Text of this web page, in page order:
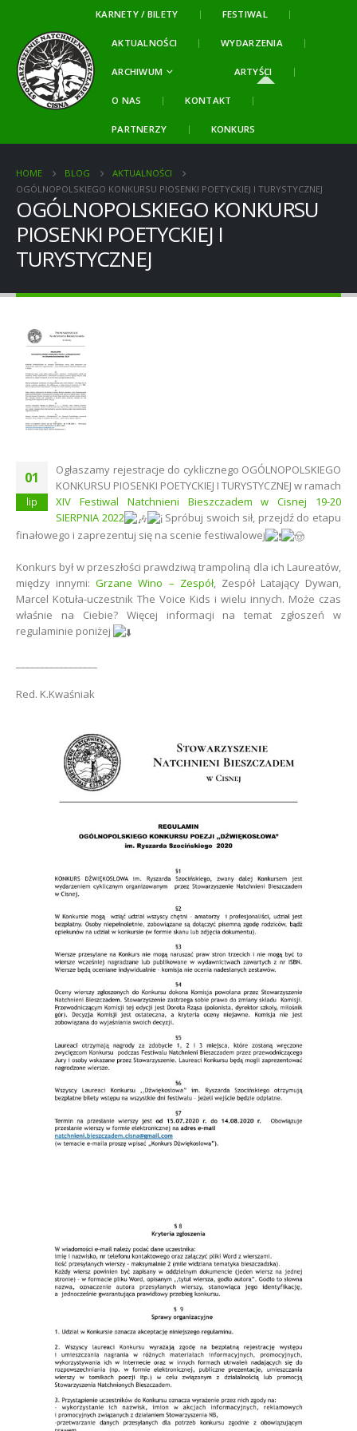
KARNETY / BILETY FESTIWAL
AKTUALNOŚCI WYDARZENIA
ARCHIWUM ARTYŚCI
O NAS KONTAKT
PARTNERZY KONKURS
HOME BLOG
AKTUALNOŚCI
OGÓLNOPOLSKIEGO KONKURSU PIOSENKI POETYCKIEJ I TURYSTYCZNEJ
OGÓLNOPOLSKIEGO KONKURSU
PIOSENKI POETYCKIEJ I
TURYSTYCZNEJ
01
lip
Ogłaszamy rejestracje do cyklicznego OGÓLNOPOLSKIEGO
KONKURSU PIOSENKI POETYCKIEJ I TURYSTYCZNEJ w ramach
XIV Festiwal Natchnieni Bieszczadem w Cisnej 19-20
SIERPNIA 2022
Spróbuj swoich sił, przejdź do etapu
finałowego i zaprezentuj się na scenie festiwalowej
Konkurs był w przeszłości prawdziwą trampoliną dla ich Laureatów,
między innymi:Grzane Wino – Zespół, Zespół Latający Dywan,
Marcel Kotuła-uczestnik The Voice Kids i wielu innych. Może czas
właśnie na Ciebie? Więcej informacji na temat zgłoszeń w
regulaminie poniżej
Red. K.Kwaśniak